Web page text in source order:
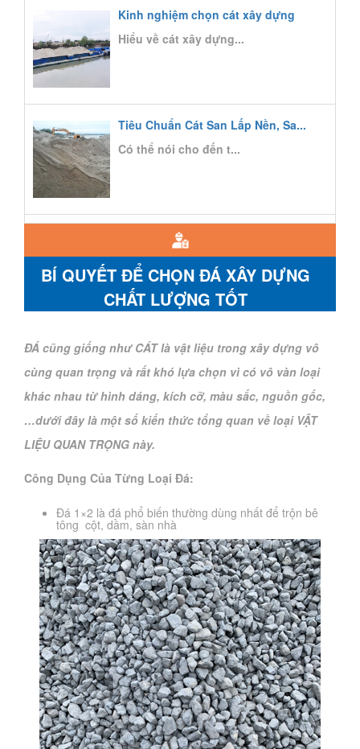
Kinh nghiệm chọn cát xây dựng
Hiểu về cát xây dựng...
Tiêu Chuẩn Cát San Lấp Nền, Sa...
Có thể nói cho đến t...
BÍ QUYẾT ĐỂ CHỌN ĐÁ XÂY DỰNG
CHẤT LƯỢNG TỐT
ĐÁ cũng giống như CÁT là vật liệu trong xây dựng vô
cùng quan trọng và rất khó lựa chọn vì có vô vàn loại
khác nhau từ hình dáng, kích cỡ, màu sắc, nguồn gốc,
…dưới đây là một số kiến thức tổng quan về loại VẬT
LIỆU QUAN TRỌNG này.
Công Dụng Của Từng Loại Đá:
Đá 1×2 là đá phổ biến thường dùng nhất để trộn bê
tông cột, dầm, sàn nhà